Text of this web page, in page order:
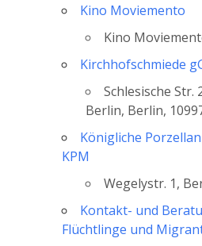
Kino Moviemento
Kino
Kirchhofschmiede
Schlesische Str.
Berlin, Berlin,
Königliche
KPM
Wegelystr. 1,
Kontakt- und
Flüchtlinge und